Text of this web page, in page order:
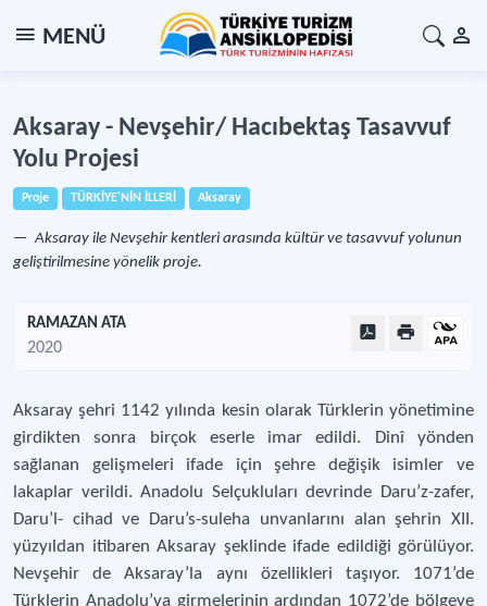
MENÜ
Aksaray - Nevşehir/ Hacıbektaş Tasavvuf
Yolu Projesi
Proje TÜRKİYE'NİN İLLERİ Aksaray
Aksaray ile Nevşehir kentleri arasında kültür ve tasavvuf yolunun
geliştirilmesine yönelik proje.
RAMAZAN ATA
2020
Aksaray şehri 1142 yılında kesin olarak Türklerin yönetimine
girdikten sonra birçok eserle imar edildi. Dinî yönden
sağlanan gelişmeleri ifade için şehre değişik isimler ve
lakaplar verildi. Anadolu Selçukluları devrinde Daru’z-zafer,
Daru’l- cihad ve Daru’s-suleha unvanlarını alan şehrin XII.
yüzyıldan itibaren Aksaray şeklinde ifade edildiği görülüyor.
Nevşehir de Aksaray’la aynı özellikleri taşıyor. 1071’de
Türklerin Anadolu’ya girmelerinin ardından 1072’de bölgeye